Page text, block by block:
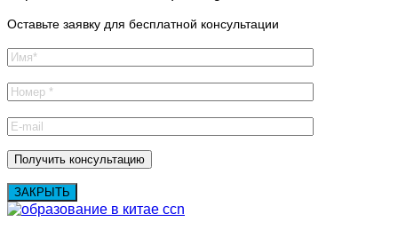
Оставьте заявку для бесплатной консультации
ЗАКРЫТЬ